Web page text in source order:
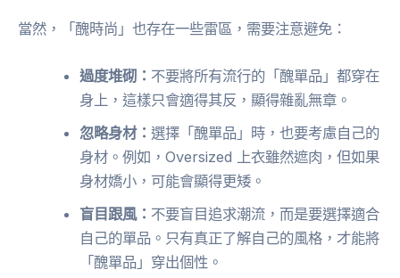
當然，「醜時尚」也存在一些雷區，需要注意避免：
過度堆砌： 不要將所有流行的「醜單品」都穿在
身上，這樣只會適得其反，顯得雜亂無章。
忽略身材：選擇「醜單品」時，也要考慮自己的
身材。例如，Oversized 上衣雖然遮肉，但如果
身材嬌小，可能會顯得更矮。
盲目跟風： 不要盲目追求潮流，而是要選擇適合
自己的單品。只有真正了解自己的風格，才能將
「醜單品」穿出個性。